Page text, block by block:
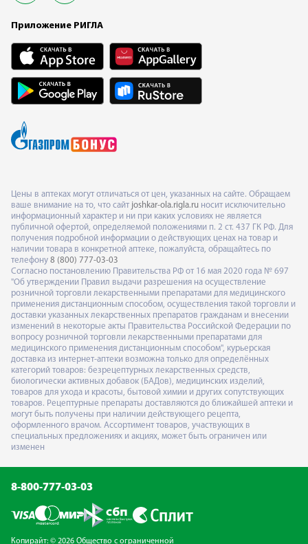
Приложение РИГЛА
Цены в аптеках могут отличаться от цен, указанных на сайте. Обращаем
ваше внимание на то, что сайт joshkar-ola.rigla.ru носит исключительно
информационный характер и ни при каких условиях не является
публичной офертой, определяемой положениями п. 2 ст. 437 ГК РФ. Для
получения подробной информации о действующих ценах на товар и
наличии товара в конкретной аптеке, пожалуйста, обращайтесь по
телефону 8 (800) 777-03-03
Согласно постановлению Правительства РФ от 16 мая 2020 года № 697
"Об утверждении Правил выдачи разрешения на осуществление
розничной торговли лекарственными препаратами для медицинского
применения дистанционным способом, осуществления такой торговли и
доставки указанных лекарственных препаратов гражданам и внесении
изменений в некоторые акты Правительства Российской Федерации по
вопросу розничной торговли лекарственными препаратами для
медицинского применения дистанционным способом", курьерская
доставка из интернет-аптеки возможна только для определённых
категорий товаров: безрецептурных лекарственных средств,
биологически активных добавок (БАДов), медицинских изделий,
товаров для ухода и красоты, бытовой химии и других сопутствующих
товаров. Рецептурные препараты доставляются до ближайшей аптеки и
могут быть получены при наличии действующего рецепта,
оформленного врачом. Ассортимент товаров, участвующих в
специальных предложениях и акциях, может быть ограничен или
изменен
8-800-777-03-03
Копирайт: © 2026 Общество с ограниченной